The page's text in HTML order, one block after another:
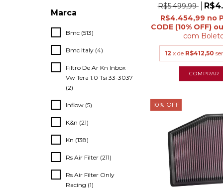
Marca
Bmc (513)
Bmc Italy (4)
Filtro De Ar Kn Inbox
Vw Tera 1.0 Tsi 33-3037
(2)
Inflow (5)
K&n (21)
Kn (138)
Rs Air Filter (211)
Rs Air Filter Only
Racing (1)
R$5.499,99
R$4.454,99
com
12 x de R$412,50
10% OFF